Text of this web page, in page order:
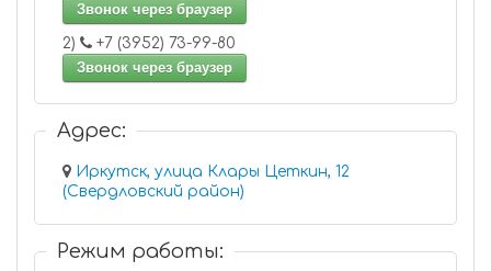
Звонок через браузер
2)
+7 (3952) 73-99-80
Звонок через браузер
Адрес:
Иркутск, улица Клары Цеткин, 12
(Свердловский район)
Режим работы: